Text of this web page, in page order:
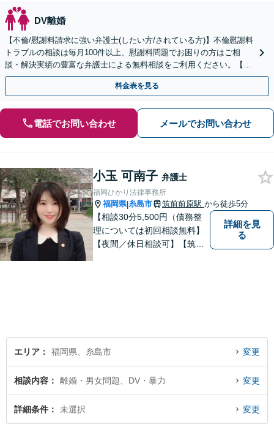
DV離婚
【不倫/慰謝料請求に強い弁護士(したい方/されている方)】不倫慰謝料
トラブルの相談は毎月100件以上、慰謝料問題でお困りの方はご相
談・解決実績の豊富な弁護士による無料相談をご利用ください。【不
倫相談は初回0円】【全国対応】
料金表を見る
電話でお問い合わせ メールでお問い合わせ
小玉 可南子 弁護士
福岡ひかり法律事務所
福岡県|糸島市 筑前前原駅 から徒歩5分
【相談30分5,500円（債務整
理については初回相談無料】
【夜間／休日相談可】【筑前
詳細を見
る
エリア 福岡県、糸島市 変更
相談内容 離婚・男女問題、DV・暴力 変更
詳細条件 未選択 変更